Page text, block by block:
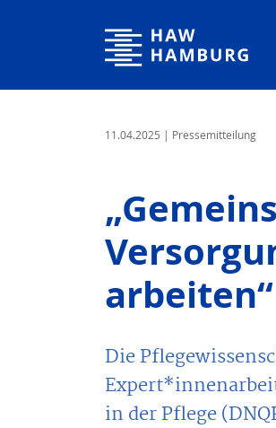
Hamburg University of Applied
11.04.2025 | Pressemitteilung
arbeiten“
Die
in der Pflege